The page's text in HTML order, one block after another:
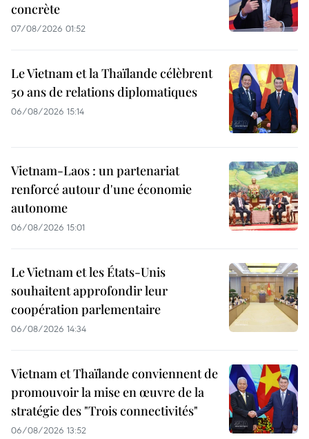
concrète
07/08/2026 01:52
Le Vietnam et la Thaïlande célèbrent
50 ans de relations diplomatiques
06/08/2026 15:14
Vietnam-Laos : un partenariat
renforcé autour d'une économie
autonome
06/08/2026 15:01
Le Vietnam et les États-Unis
souhaitent approfondir leur
coopération parlementaire
06/08/2026 14:34
Vietnam et Thaïlande conviennent de
promouvoir la mise en œuvre de la
stratégie des "Trois connectivités"
06/08/2026 13:52